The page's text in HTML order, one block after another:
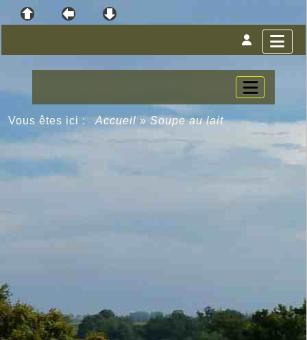
Vous êtes ici : Accueil »Soupe au lait